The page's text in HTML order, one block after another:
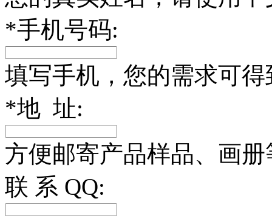
*手机号码:
填写手机，您的需求可
*地 址:
方便邮寄产品样品、画
联 系 QQ: